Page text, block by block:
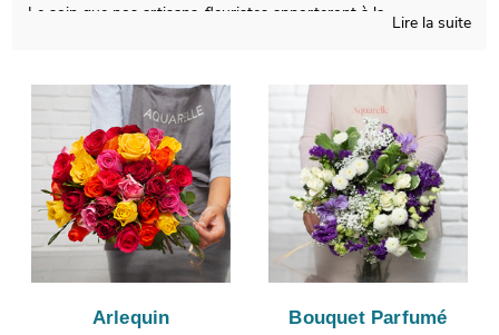
Le soin que nos artisans-fleuristes apporteront à la
esthétique et de bonne qualité. Àprès sa réalisation, un porte-
bouquet de protection viendra envelopper votre bouquet. Àvant
de l’expédier, votre bouquet sera photographié. Vous pourrez
recevoir ensuite cette image de manière à ce que vous puissiez
vous assurer que le bouquet qui a été réalisé par nos soins est
le même que celui que vous avez commandé. Puis, il sera livré
en express à Les Abrets. Personnalisez votre cadeau avec un
message ou une photo de votre choix.
Lire la suite
Arlequin Bouquet Parfumé